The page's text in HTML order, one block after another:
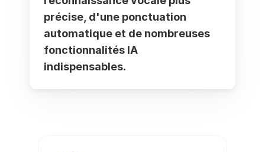
précise, d'une ponctuation
automatique et de nombreuses
fonctionnalités IA
indispensables.